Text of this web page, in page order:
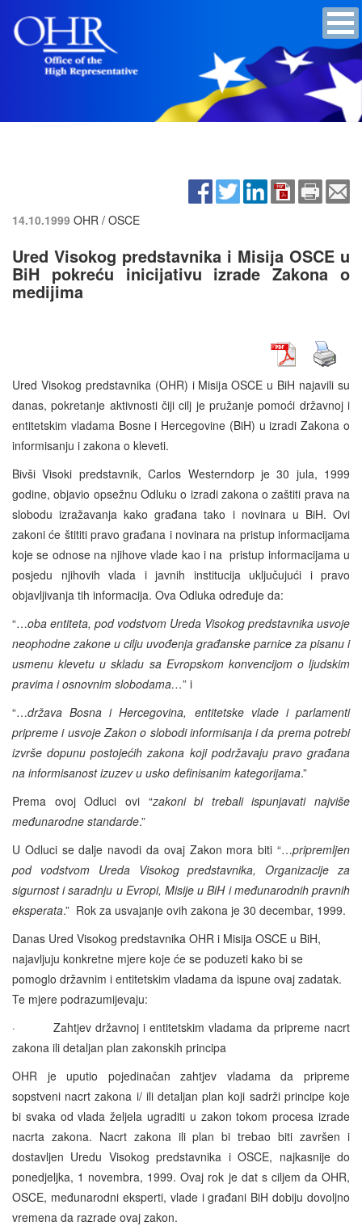
14.10.1999 OHR / OSCE
Ured Visokog predstavnika i Misija OSCE u
BiH pokreću inicijativu izrade Zakona o
medijima
Ured Visokog predstavnika (OHR) i Misija OSCE u BiH najavili su
danas, pokretanje aktivnosti čiji cilj je pružanje pomoći državnoj i
entitetskim vladama Bosne i Hercegovine (BiH) u izradi Zakona o
informisanju i zakona o kleveti.
Bivši Visoki predstavnik, Carlos Westerndorp je 30 jula, 1999
godine, objavio opsežnu Odluku o izradi zakona o zaštiti prava na
slobodu izražavanja kako građana tako i novinara u BiH. Ovi
zakoni će štititi pravo građana i novinara na pristup informacijama
koje se odnose na njihove vlade kao i na pristup informacijama u
posjedu njihovih vlada i javnih institucija uključujući i pravo
objavljivanja tih informacija. Ova Odluka određuje da:
“…oba entiteta, pod vodstvom Ureda Visokog predstavnika usvoje
neophodne zakone u cilju uvođenja građanske parnice za pisanu i
usmenu klevetu u skladu sa Evropskom konvencijom o ljudskim
pravima i osnovnim slobodama…” i
“…država Bosna i Hercegovina, entitetske vlade i parlamenti
pripreme i usvoje Zakon o slobodi informisanja i da prema potrebi
izvrše dopunu postojećih zakona koji podržavaju pravo građana
na informisanost izuzev u usko definisanim kategorijama.”
Prema ovoj Odluci ovi “zakoni bi trebali ispunjavati najviše
međunarodne standarde.”
U Odluci se dalje navodi da ovaj Zakon mora biti “…pripremljen
pod vodstvom Ureda Visokog predstavnika, Organizacije za
sigurnost i saradnju u Evropi, Misije u BiH i međunarodnih pravnih
eksperata.” Rok za usvajanje ovih zakona je 30 decembar, 1999.
Danas Ured Visokog predstavnika OHR i Misija OSCE u BiH,
najavljuju konkretne mjere koje će se poduzeti kako bi se
pomoglo državnim i entitetskim vladama da ispune ovaj zadatak.
Te mjere podrazumijevaju:
· Zahtjev državnoj i entitetskim vladama da pripreme nacrt
zakona ili detaljan plan zakonskih principa
OHR je uputio pojedinačan zahtjev vladama da pripreme
sopstveni nacrt zakona i/ ili detaljan plan koji sadrži principe koje
bi svaka od vlada željela ugraditi u zakon tokom procesa izrade
nacrta zakona. Nacrt zakona ili plan bi trebao biti završen i
dostavljen Uredu Visokog predstavnika i OSCE, najkasnije do
ponedjeljka, 1 novembra, 1999. Ovaj rok je dat s ciljem da OHR,
OSCE, međunarodni eksperti, vlade i građani BiH dobiju dovoljno
vremena da razrade ovaj zakon.